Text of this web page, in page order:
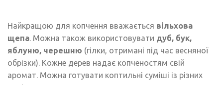
Найкращою для копчення вважається вільхова
щепа . Можна також використовувати дуб, бук,
яблуню, черешню (гілки, отримані під час весняної
обрізки). Кожне дерев надає копченостям свій
аромат. Можна готувати коптильні суміші із різних